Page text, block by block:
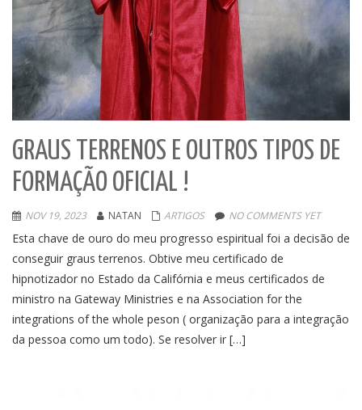
GRAUS TERRENOS E OUTROS TIPOS DE
FORMAÇÃO OFICIAL !
NOV 19, 2023 NATAN ARTIGOS NO COMMENTS YET
Esta chave de ouro do meu progresso espiritual foi a decisão de
conseguir graus terrenos. Obtive meu certificado de
hipnotizador no Estado da Califórnia e meus certificados de
ministro na Gateway Ministries e na Association for the
integrations of the whole peson ( organização para a integração
da pessoa como um todo). Se resolver ir […]